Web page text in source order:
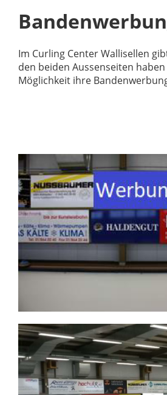
Im Curling Center Wallisellen
den beiden Aussenseiten
Möglichkeit ihre